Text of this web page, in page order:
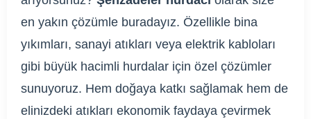
en yakın çözümle buradayız. Özellikle bina
yıkımları, sanayi atıkları veya elektrik kabloları
gibi büyük hacimli hurdalar için özel çözümler
sunuyoruz. Hem doğaya katkı sağlamak hem de
elinizdeki atıkları ekonomik faydaya çevirmek